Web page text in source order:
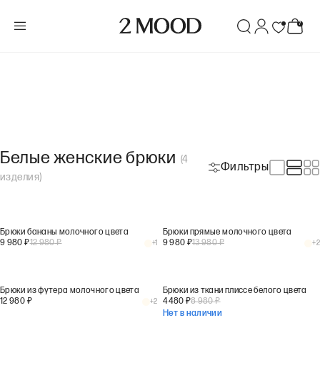
Белые женские брюки (4
изделия)
Фильтры
Брюки бананы молочного цвета
9 980 ₽12 980₽ +1
Брюки прямые молочного цвета
9 980 ₽13 980₽ +2
Брюки из футера молочного цвета
12 980 ₽ +2
Брюки из ткани плиссе белого цвета
4 480 ₽8 980₽
Нет в наличии